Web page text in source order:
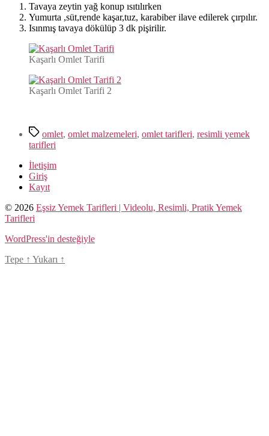
Tavaya zeytin yağ konup ısıtılırken
Yumurta ,süt,rende kaşar,tuz, karabiber ilave edilerek çırpılır.
Isınmış tavaya dökülüp 3 dk pişirilir.
Kaşarlı Omlet Tarifi
Kaşarlı Omlet Tarifi 2
Etiketler
omlet, omlet malzemeleri, omlet tarifleri, resimli yemek
tarifleri
İletişim
Giriş
Kayıt
© 2026 Eşsiz Yemek Tarifleri | Videolu, Resimli, Pratik Yemek
Tarifleri
WordPress'in desteğiyle
Tepe ↑ Yukarı ↑